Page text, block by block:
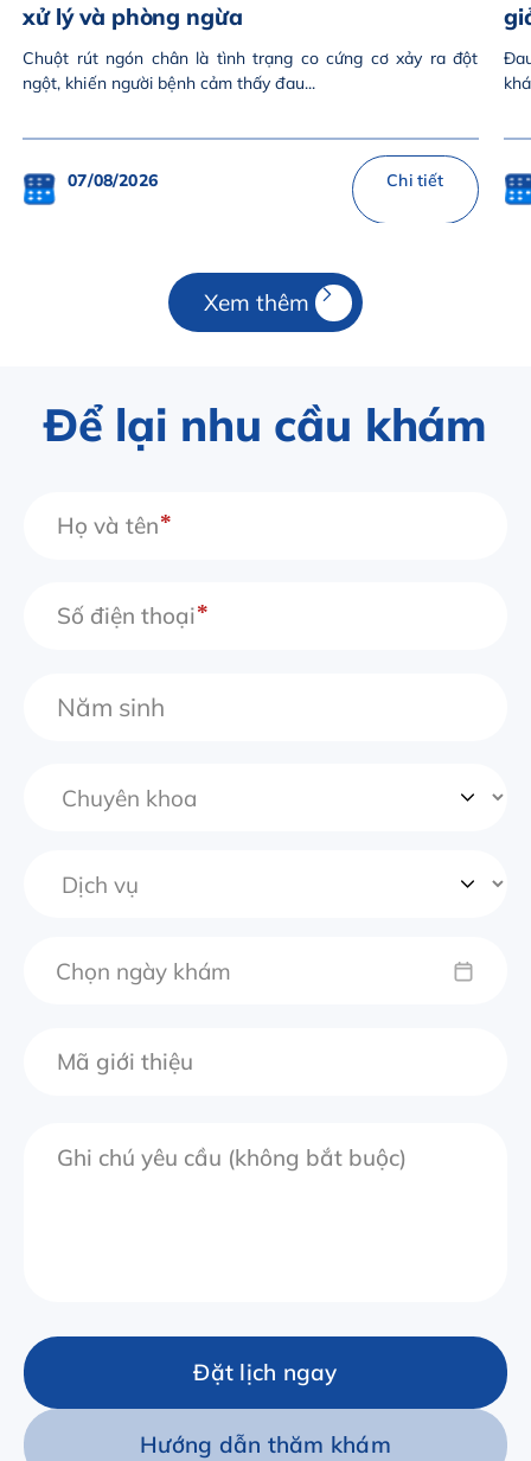
xử lý và phòng ngừa
Chuột rút ngón chân là tình trạng co cứng cơ xảy ra đột
ngột, khiến người bệnh cảm thấy đau...
07/08/2026 Chi tiết
Xem thêm
Để lại nhu cầu khám
Họ và tên
Số điện thoại
Chọn ngày khám
Đặt lịch ngay
Hướng dẫn thăm khám